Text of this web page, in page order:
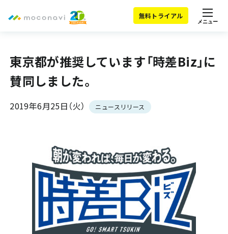
無料トライアル
メニュー
東京都が推奨しています「時差Biz」に
賛同しました。
2019年6月25日（火） ニュースリリース